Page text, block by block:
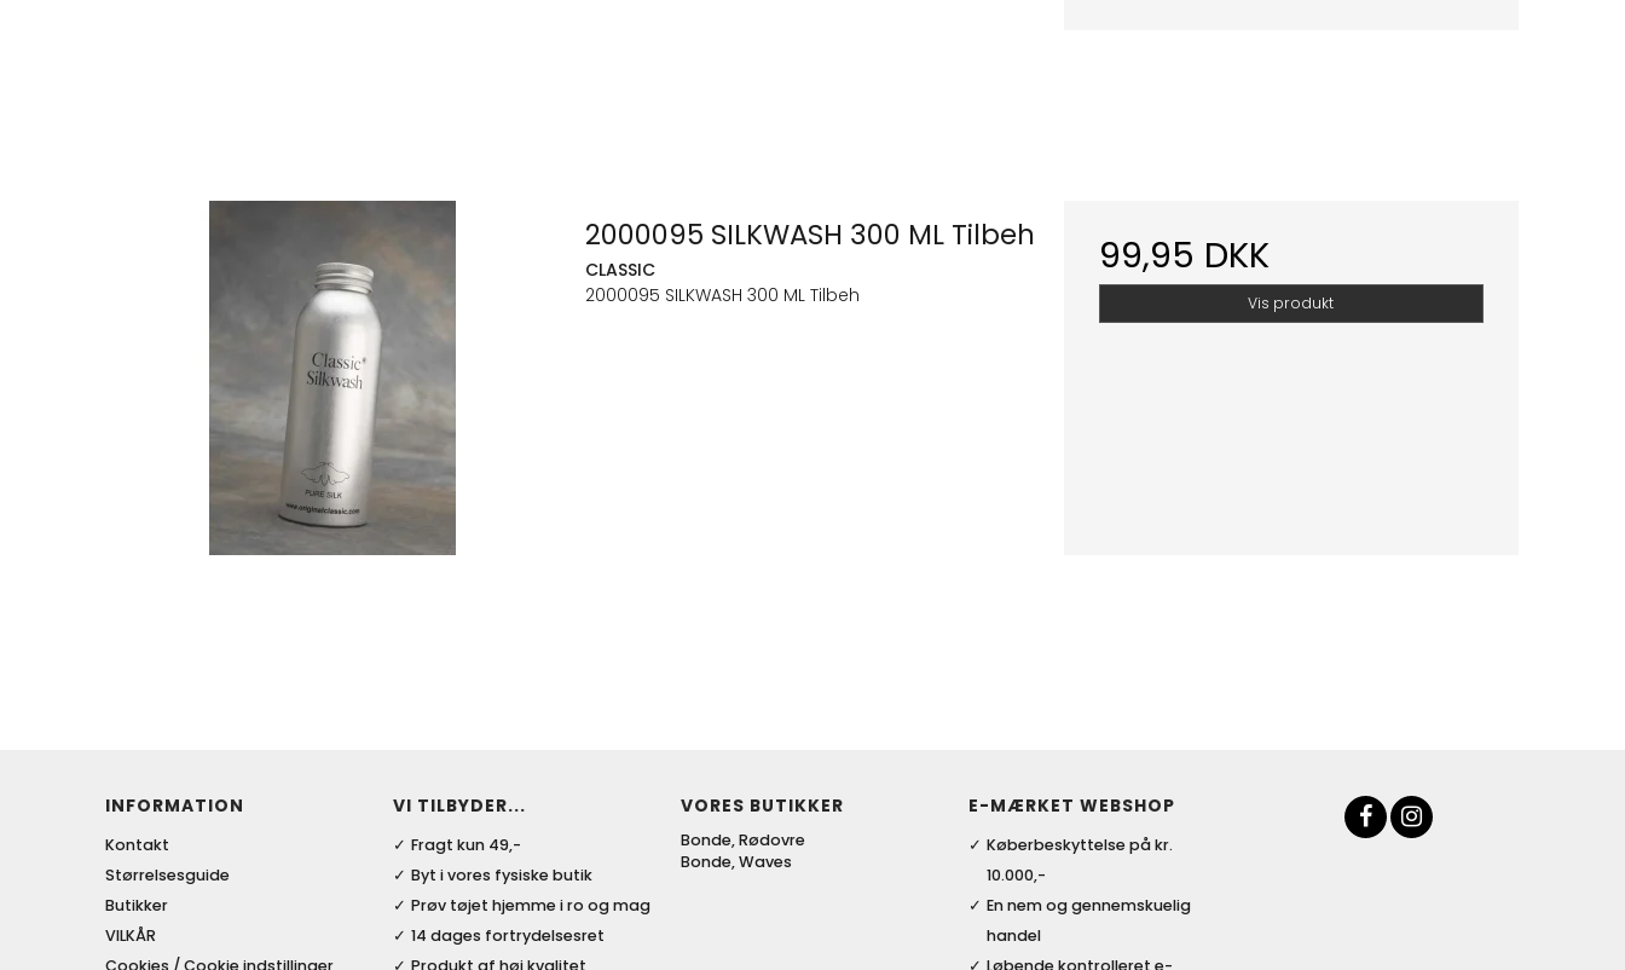
2000095 SILKWASH 300 ML Tilbeh
CLASSIC
2000095 SILKWASH 300 ML Tilbeh
99,95 DKK
Vis produkt
INFORMATION
Kontakt
Størrelsesguide
Butikker
VILKÅR
Cookies / Cookie indstillinger
VI TILBYDER...
Fragt kun 49,-
Byt i vores fysiske butik
Prøv tøjet hjemme i ro og mag
14 dages fortrydelsesret
Produkt af høj kvalitet
VORES BUTIKKER
Bonde, Rødovre
Bonde, Waves
E-MÆRKET WEBSHOP
Køberbeskyttelse på kr.
10.000,-
En nem og gennemskuelig
handel
Løbende kontrolleret e-